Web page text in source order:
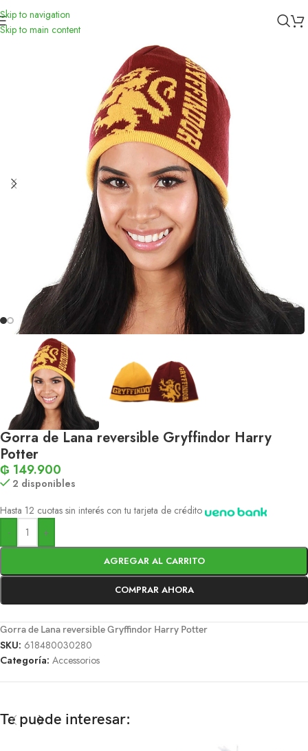
Skip to navigation
Skip to main content
Inicio Accessorios
Gorra de Lana reversible Gryffindor Harry
Potter
₲ 149.900
2 disponibles
Hasta 12 cuotas sin interés con tu tarjeta de crédito
-
+
AGREGAR AL CARRITO
COMPRAR AHORA
Gorra de Lana reversible Gryffindor Harry Potter
SKU: 618480030280
Categoría: Accessorios
Te puede interesar: